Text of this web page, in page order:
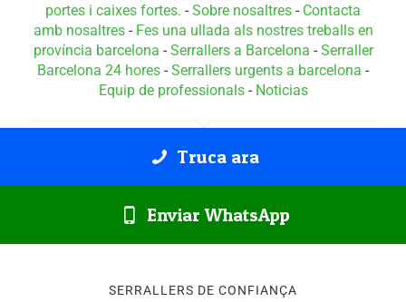
portes i caixes fortes. - Sobre nosaltres - Contacta
amb nosaltres- Fes una ullada als nostres treballs en
província barcelona - Serrallers a Barcelona - Serraller
Barcelona 24 hores - Serrallers urgents a barcelona -
Equip de professionals- Noticias
Truca ara
Enviar WhatsApp
SERRALLERS DE CONFIANÇA